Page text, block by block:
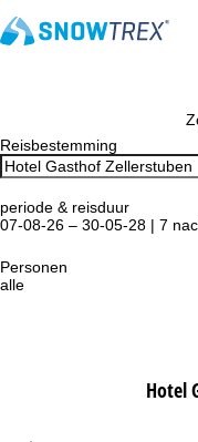
Reisbestemming
periode & reisduur
07-08-26 – 30-05-28 | 7
Personen
alle
Hotel